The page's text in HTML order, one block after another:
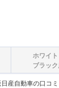
ホワイト
ブラッ
産自動車の口コ